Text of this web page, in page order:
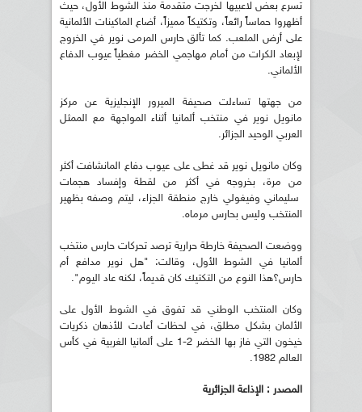
تسرع بعض لاعبيها لخرجت متقدمة منذ الشوط الأول، حيث
أظهروا حماساً رائعاً، وتكتيكاً مميزاً، أضاع الماكينات الألمانية
على أرض الملعب. كما تألق حارس المرمى نوير في الخروج
لإبعاد الكرات من أمام مهاجمي الخضر مغطياً عيوب الدفاع
الألماني.
من جهتها تساءلت صحيفة الميرور الإنجليزية عن مركز
مانويل نوير في منتخب ألمانيا أثناء المواجهة مع الممثل
العربي الوحيد الجزائر.
وكان مانويل نوير قد غطى على عيوب دفاع المانشافت أكثر
من مرة، بخروجه في أكثر من لقطة وإفساد هجمات
سليماني وفيغولي خارج منطقة الجزاء، ليتم وصفه بظهير
المنتخب وليس بحارس مرماه.
ووضعت الصحيفة خارطة حرارية ترصد تحركات حارس منتخب
ألمانيا في الشوط الأول، وقالت: "هل نوير مدافع أم
حارس؟هذا النوع من التكتيك كان قديماً، لكنه عاد اليوم".
وكان المنتخب الوطني قد تفوق في الشوط الأول على
الألمان بشكل مطلق، في لحظات أعادت للأذهان ذكريات
خيخون التي فاز بها الخضر 2-1 على ألمانيا الغربية في كأس
العالم 1982.
المصدر : الإذاعة الجزائرية